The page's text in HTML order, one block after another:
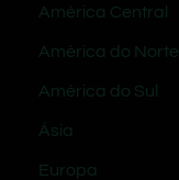
América Central
América do Norte
América do Sul
Ásia
Europa